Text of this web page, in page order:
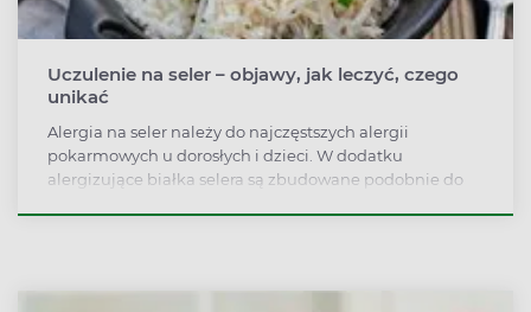
Uczulenie na seler – objawy, jak leczyć, czego
unikać
Alergia na seler należy do najczęstszych alergii
pokarmowych u dorosłych i dzieci. W dodatku
alergizujące białka selera są zbudowane podobnie do